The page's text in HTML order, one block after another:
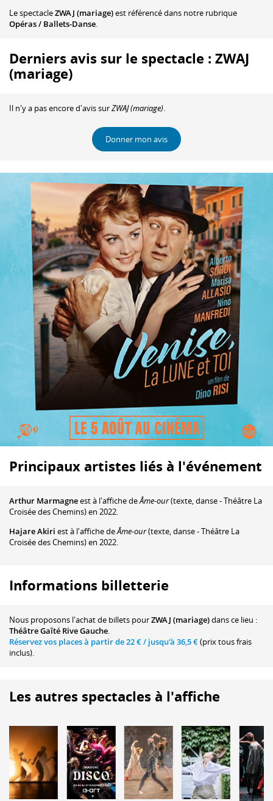
Le spectacleZWAJ (mariage)est référencé dans notre rubrique
Opéras / Ballets-Danse.
Derniers avis sur le spectacle : ZWAJ
(mariage)
Il n'y a pas encore d'avis surZWAJ (mariage).
Donner mon avis
Principaux artistes liés à l'événement
Arthur Marmagneest à l'affiche deÂme-our(texte, danse - Théâtre La
Croisée des Chemins) en 2022.
Hajare Akiri est à l'affiche deÂme-our(texte, danse - Théâtre La
Croisée des Chemins) en 2022.
Informations billetterie
Nous proposons l'achat de billets pourZWAJ (mariage)dans ce lieu :
Théâtre Gaîté Rive Gauche.
Réservez vos places à partir de22 €/ jusqu'à 36,5 €(prix tous frais
inclus).
Les autres spectacles à l'affiche